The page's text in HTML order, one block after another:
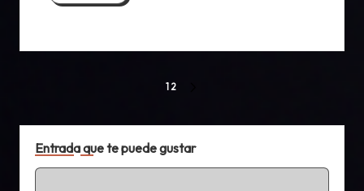
de
entradas
1 2
Entrada que te puede gustar